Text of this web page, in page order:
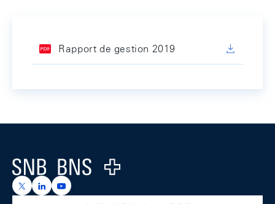
Rapport de gestion 2019
Logo
https://x.com/snb_bns
https://ch.linkedin.com/company/swiss-national-
https://www.youtube.com/@swissnationalbank